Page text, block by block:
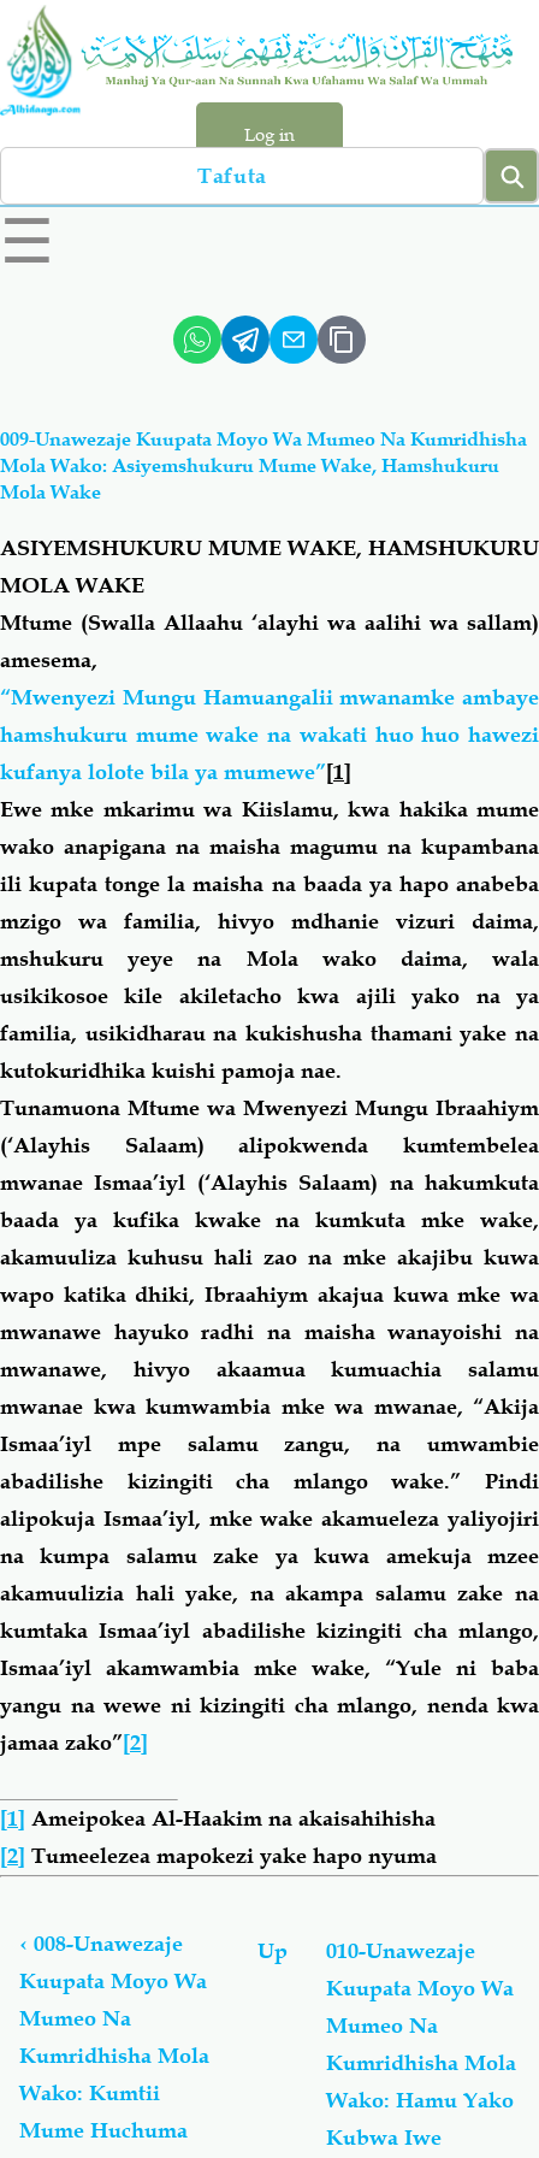
Skip
main
content
Log in
Search
left
sidebar
☰
Hadiyth
Aqiydah Manhaj
Salaf Wa Ummah
Fiqh-Ibaadah
Fataawa Za Ulamaa Kauli Za Salaf
Akhlaaq-Aadaab Raqaaiq
Familia-Jamii Maswali-Majibu
Chemsha Bongo Vitabu
Mapishi
009-Unawezaje Kuupata Moyo Wa Mumeo Na Kumridhisha
Mola Wako: Asiyemshukuru Mume Wake, Hamshukuru
Mola Wake
ASIYEMSHUKURU MUME WAKE, HAMSHUKURU
MOLA WAKE
Mtume (Swalla Allaahu ‘alayhi wa aalihi wa sallam)
amesema,
“Mwenyezi Mungu Hamuangalii mwanamke ambaye
hamshukuru mume wake na wakati huo huo hawezi
kufanya lolote bila ya mumewe”[1]
Ewe mke mkarimu wa Kiislamu, kwa hakika mume
wako anapigana na maisha magumu na kupambana
ili kupata tonge la maisha na baada ya hapo anabeba
mzigo wa familia, hivyo mdhanie vizuri daima,
mshukuru yeye na Mola wako daima, wala
usikikosoe kile akiletacho kwa ajili yako na ya
familia, usikidharau na kukishusha thamani yake na
kutokuridhika kuishi pamoja nae.
Tunamuona Mtume wa Mwenyezi Mungu Ibraahiym
(‘Alayhis Salaam) alipokwenda kumtembelea
mwanae Ismaa’iyl (‘Alayhis Salaam) na hakumkuta
baada ya kufika kwake na kumkuta mke wake,
akamuuliza kuhusu hali zao na mke akajibu kuwa
wapo katika dhiki, Ibraahiym akajua kuwa mke wa
mwanawe hayuko radhi na maisha wanayoishi na
mwanawe, hivyo akaamua kumuachia salamu
mwanae kwa kumwambia mke wa mwanae, “Akija
Ismaa’iyl mpe salamu zangu, na umwambie
abadilishe kizingiti cha mlango wake.” Pindi
alipokuja Ismaa’iyl, mke wake akamueleza yaliyojiri
na kumpa salamu zake ya kuwa amekuja mzee
akamuulizia hali yake, na akampa salamu zake na
kumtaka Ismaa’iyl abadilishe kizingiti cha mlango,
Ismaa’iyl akamwambia mke wake, “Yule ni baba
yangu na wewe ni kizingiti cha mlango, nenda kwa
jamaa zako”[2]
[1] Ameipokea Al-Haakim na akaisahihisha
[2] Tumeelezea mapokezi yake hapo nyuma
links
for
Unawezaje
Kuupata
Moyo
Mumeo
Na
‹ 008-Unawezaje
Kuupata Moyo Wa
Mumeo Na
Kumridhisha Mola
Wako: Kumtii
Mume Huchuma
Up
010-Unawezaje
Kuupata Moyo Wa
Mumeo Na
Kumridhisha Mola
Wako: Hamu Yako
Kubwa Iwe